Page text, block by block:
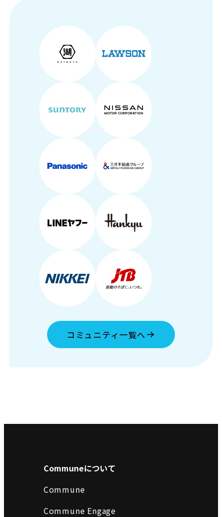
コミュニティ一覧へ
Communeについて
Commune
Commune Engage